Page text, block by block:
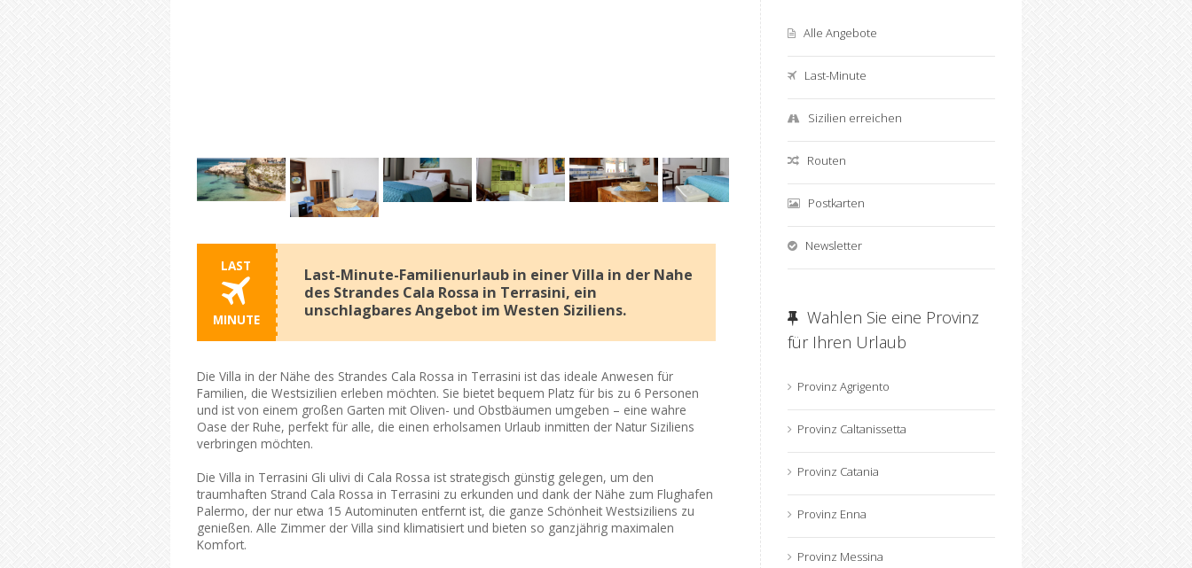
LAST
MINUTE
Last-Minute-Familienurlaub in einer Villa in der Nahe
des Strandes Cala Rossa in Terrasini, ein
unschlagbares Angebot im Westen Siziliens.
Die Villa in der Nähe des Strandes Cala Rossa in Terrasini ist das ideale Anwesen für
Familien, die Westsizilien erleben möchten. Sie bietet bequem Platz für bis zu 6 Personen
und ist von einem großen Garten mit Oliven- und Obstbäumen umgeben – eine wahre
Oase der Ruhe, perfekt für alle, die einen erholsamen Urlaub inmitten der Natur Siziliens
verbringen möchten.
Die Villa in Terrasini Gli ulivi di Cala Rossa ist strategisch günstig gelegen, um den
traumhaften Strand Cala Rossa in Terrasini zu erkunden und dank der Nähe zum Flughafen
Palermo, der nur etwa 15 Autominuten entfernt ist, die ganze Schönheit Westsiziliens zu
genießen. Alle Zimmer der Villa sind klimatisiert und bieten so ganzjährig maximalen
Komfort.
Alle Angebote
Last-Minute
Sizilien erreichen
Routen
Postkarten
Newsletter
Wahlen Sie eine Provinz
für Ihren Urlaub
Provinz Agrigento
Provinz Caltanissetta
Provinz Catania
Provinz Enna
Provinz Messina